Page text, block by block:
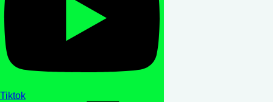
Tiktok